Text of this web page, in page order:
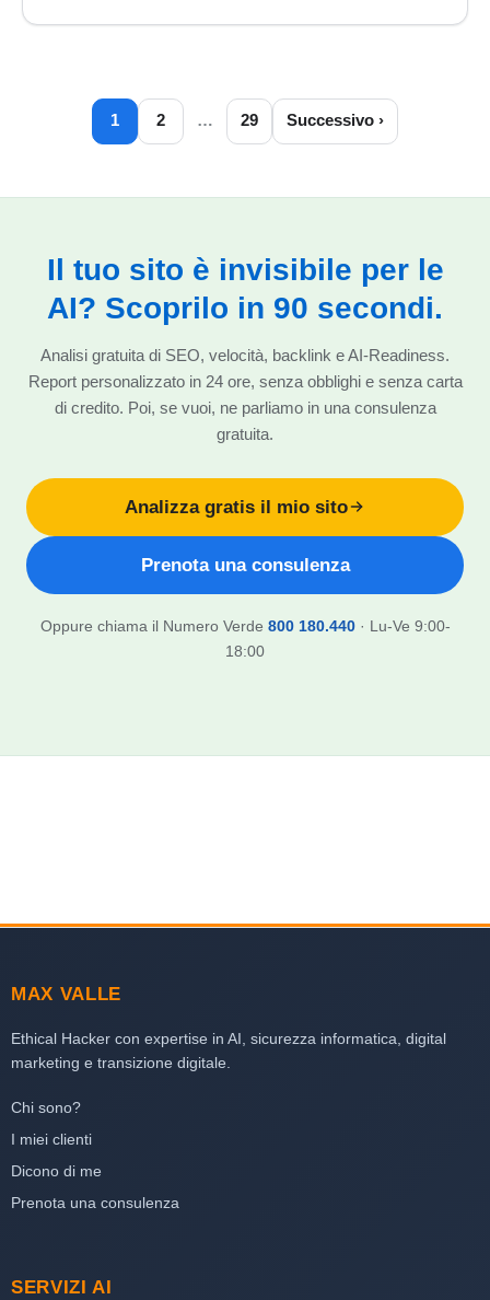
1 2 … 29 Successivo ›
Il tuo sito è invisibile per le
AI? Scoprilo in 90 secondi.
Analisi gratuita di SEO, velocità, backlink e AI-Readiness.
Report personalizzato in 24 ore, senza obblighi e senza carta
di credito. Poi, se vuoi, ne parliamo in una consulenza
gratuita.
Analizza gratis il mio sito
Prenota una consulenza
Oppure chiama il Numero Verde 800 180.440· Lu-Ve 9:00-
18:00
MAX VALLE
Ethical Hacker con expertise in AI, sicurezza informatica, digital
marketing e transizione digitale.
Chi sono?
I miei clienti
Dicono di me
Prenota una consulenza
SERVIZI AI